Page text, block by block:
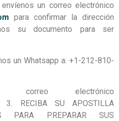
un correo electrónico
para confirmar la dirección
su documento para ser
un Whatsapp a: +1-212-810-
electrónico
3. RECIBA SU APOSTILLA
PARA PREPARAR SUS